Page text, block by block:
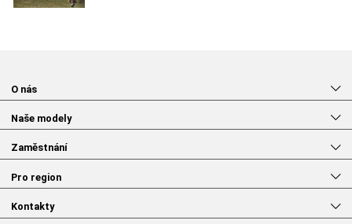
O nás
Naše modely
Zaměstnání
Pro region
Kontakty